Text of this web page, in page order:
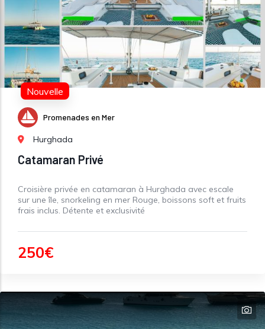
Nouvelle
Promenades en Mer
Hurghada
Catamaran Privé
Croisière privée en catamaran à Hurghada avec escale
sur une île, snorkeling en mer Rouge, boissons soft et fruits
frais inclus. Détente et exclusivité
250€